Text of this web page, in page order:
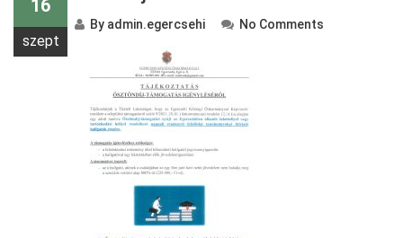
16
szept
By admin.egercsehi No Comments